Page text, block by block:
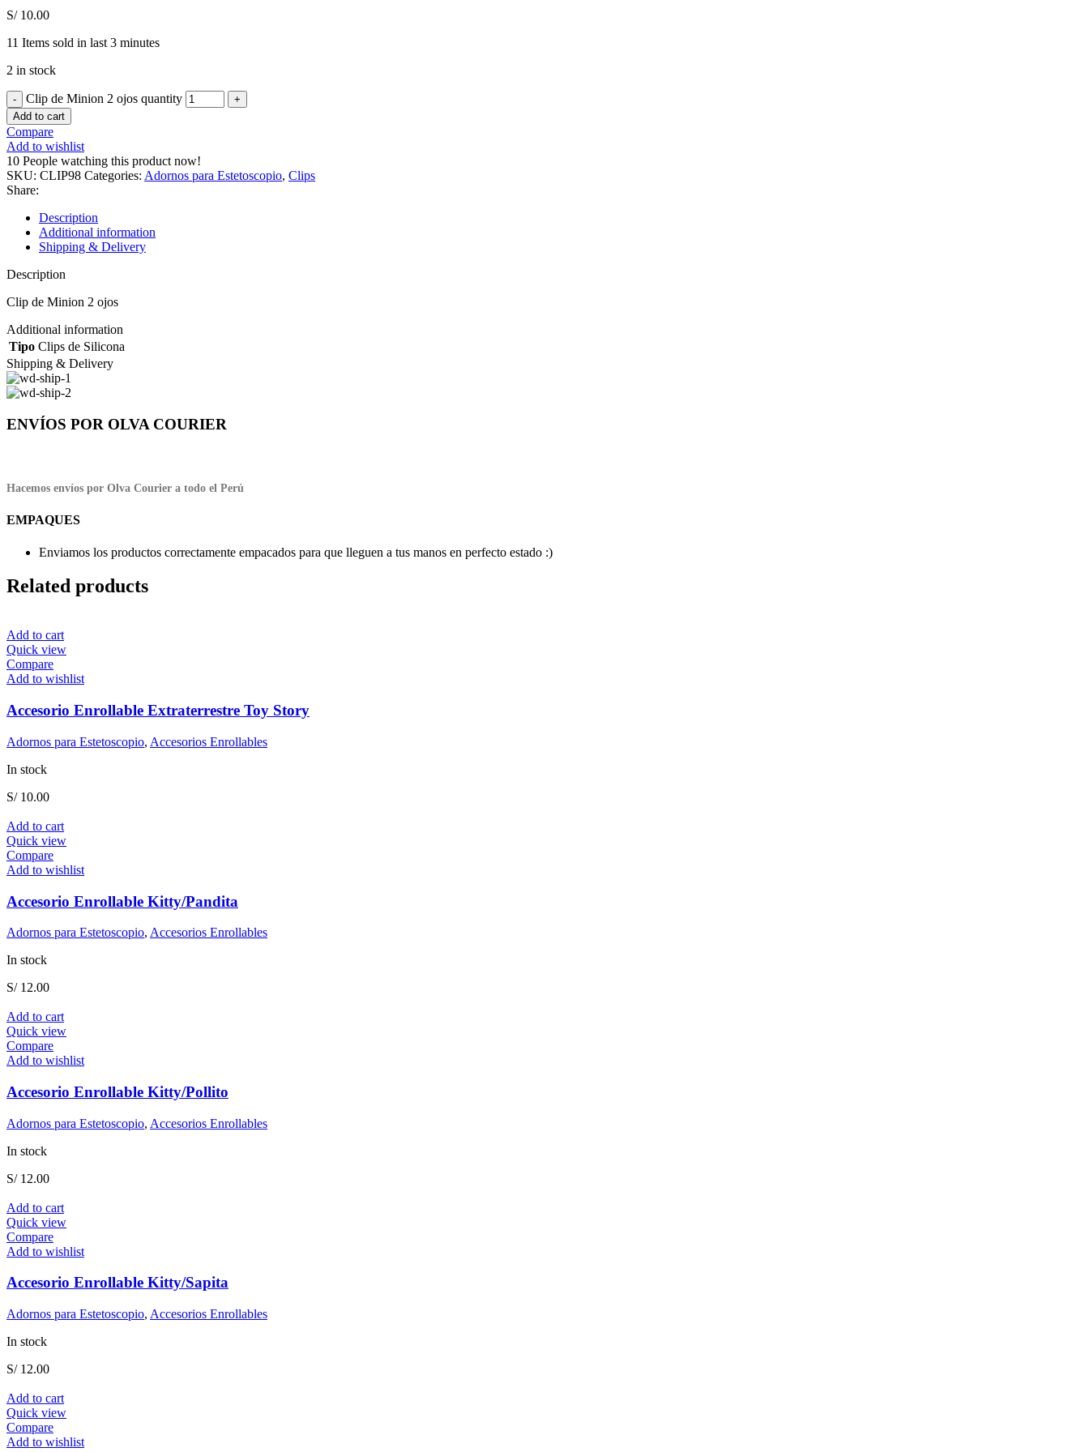
S/10.00
11 Items sold in last 3 minutes
2 in stock
Clip de Minion 2 ojos quantity
Add to cart
Compare
Add to wishlist
10 People watching this product now!
SKU: CLIP98 Categories: Adornos para Estetoscopio, Clips
Share:
Description
Additional information
Shipping & Delivery
Description
Clip de Minion 2 ojos
Additional information
Tipo Clips de Silicona
Shipping & Delivery
ENVÍOS POR OLVA COURIER
Hacemos envíos por Olva Courier a todo el Perú
EMPAQUES
Enviamos los productos correctamente empacados para que lleguen a tus manos en perfecto estado :)
Related products
Add to cart
Quick view
Compare
Add to wishlist
Accesorio Enrollable Extraterrestre Toy Story
Adornos para Estetoscopio, Accesorios Enrollables
In stock
S/10.00
Add to cart
Quick view
Compare
Add to wishlist
Accesorio Enrollable Kitty/Pandita
Adornos para Estetoscopio, Accesorios Enrollables
In stock
S/12.00
Add to cart
Quick view
Compare
Add to wishlist
Accesorio Enrollable Kitty/Pollito
Adornos para Estetoscopio, Accesorios Enrollables
In stock
S/12.00
Add to cart
Quick view
Compare
Add to wishlist
Accesorio Enrollable Kitty/Sapita
Adornos para Estetoscopio, Accesorios Enrollables
In stock
S/12.00
Add to cart
Quick view
Compare
Add to wishlist